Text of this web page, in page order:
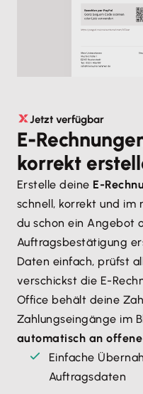
Jetzt verfügbar
E-
korrekt
Erstelle deine E-
schnell, korrekt und im
du schon ein Angebot
Auftragsbestätigung
Daten einfach, prüfst
verschickst die E-
Office behält deine
Zahlungseingänge im
automatisch an offene
Einfache
Auftragsdaten